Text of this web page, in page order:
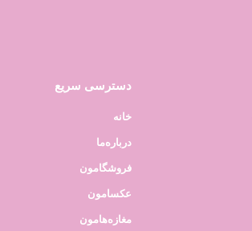
دسترسی سریع
خانه
درباره‌ما
فروشگامون
عکسامون
مغازه‌هامون